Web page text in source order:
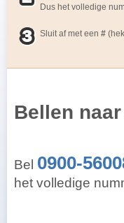
Dus het volledige
Sluit af met een #
Bellen
Bel 0900-
het volledige